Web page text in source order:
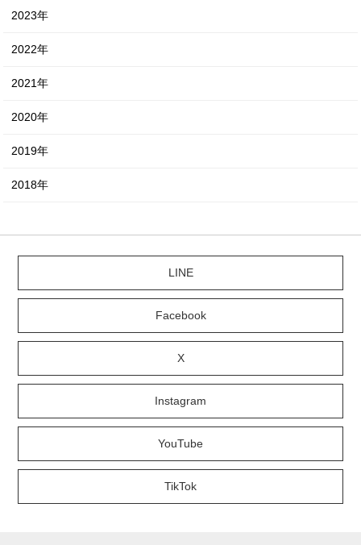
2023年
2022年
2021年
2020年
2019年
2018年
LINE
Facebook
X
Instagram
YouTube
TikTok